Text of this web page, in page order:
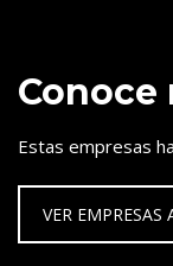
Conoce
Estas empresas
VER EMPRESAS